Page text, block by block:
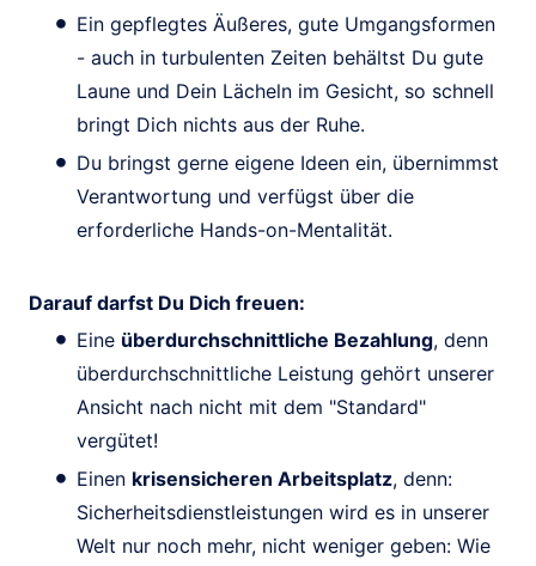
Ein gepflegtes Äußeres, gute Umgangsformen
- auch in turbulenten Zeiten behältst Du gute
Laune und Dein Lächeln im Gesicht, so schnell
bringt Dich nichts aus der Ruhe.
Du bringst gerne eigene Ideen ein, übernimmst
Verantwortung und verfügst über die
erforderliche Hands-on-Mentalität.
Darauf darfst Du Dich freuen:
Eine überdurchschnittliche Bezahlung, denn
überdurchschnittliche Leistung gehört unserer
Ansicht nach nicht mit dem "Standard"
vergütet!
Einen krisensicheren Arbeitsplatz, denn:
Sicherheitsdienstleistungen wird es in unserer
Welt nur noch mehr, nicht weniger geben: Wie